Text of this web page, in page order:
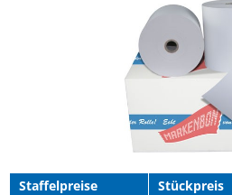
Staffelpreise Stückpreis